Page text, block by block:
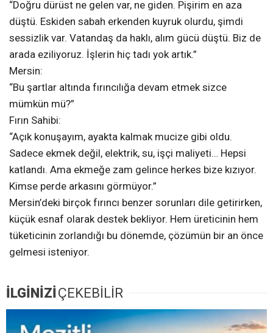
“Doğru dürüst ne gelen var, ne giden. Pişirim en aza
düştü. Eskiden sabah erkenden kuyruk olurdu, şimdi
sessizlik var. Vatandaş da haklı, alım gücü düştü. Biz de
arada eziliyoruz. İşlerin hiç tadı yok artık.”
Mersin:
“Bu şartlar altında fırıncılığa devam etmek sizce
mümkün mü?”
Fırın Sahibi:
“Açık konuşayım, ayakta kalmak mucize gibi oldu.
Sadece ekmek değil, elektrik, su, işçi maliyeti… Hepsi
katlandı. Ama ekmeğe zam gelince herkes bize kızıyor.
Kimse perde arkasını görmüyor.”
Mersin’deki birçok fırıncı benzer sorunları dile getirirken,
küçük esnaf olarak destek bekliyor. Hem üreticinin hem
tüketicinin zorlandığı bu dönemde, çözümün bir an önce
gelmesi isteniyor.
İLGİNİZİÇEKEBİLİR